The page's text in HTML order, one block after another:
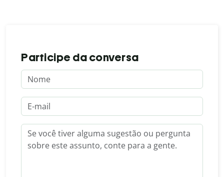
Participe da conversa